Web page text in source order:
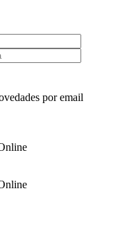
por email